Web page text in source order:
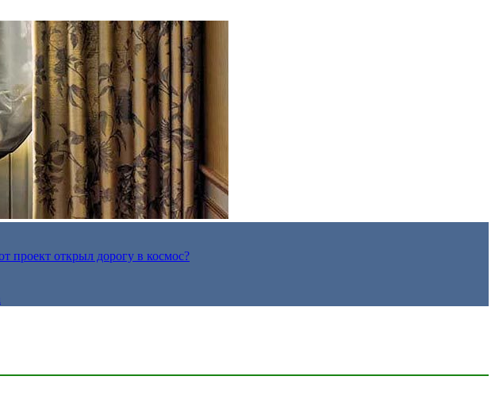
проект открыл дорогу в космос?